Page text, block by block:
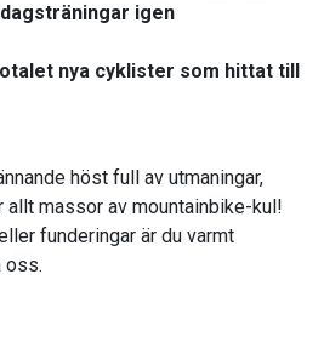
igen
nya cyklister som hittat till
höst full av utmaningar,
massor av mountainbike-kul!
funderingar är du varmt
oss.